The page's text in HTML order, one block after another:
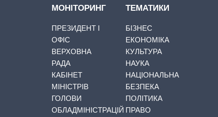
МОНІТОРИНГ
ПРЕЗИДЕНТ І
ОФІС
ВЕРХОВНА
РАДА
КАБІНЕТ
МІНІСТРІВ
ГОЛОВИ
ОБЛАДМІНІСТРАЦІЙ
ТЕМАТИКИ
БІЗНЕС
ЕКОНОМІКА
КУЛЬТУРА
НАУКА
НАЦІОНАЛЬНА
БЕЗПЕКА
ПОЛІТИКА
ПРАВО